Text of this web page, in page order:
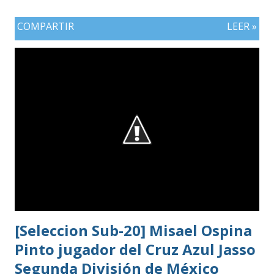
COMPARTIR LEER »
[Seleccion Sub-20] Misael Ospina
Pinto jugador del Cruz Azul Jasso
Segunda División de México